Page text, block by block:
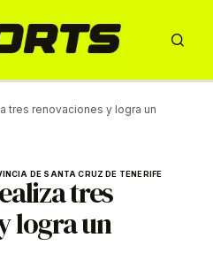
tres renovaciones y logra un
DE SANTA CRUZ DE TENERIFE
tres
logra un